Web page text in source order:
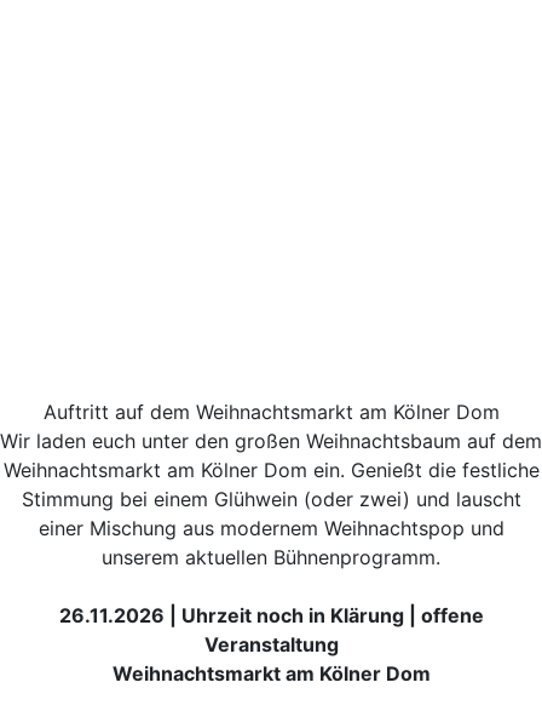
Auftritt auf dem Weihnachtsmarkt am Kölner Dom
Wir laden euch unter den großen Weihnachtsbaum auf dem
Weihnachtsmarkt am Kölner Dom ein. Genießt die festliche
Stimmung bei einem Glühwein (oder zwei) und lauscht
einer Mischung aus modernem Weihnachtspop und
unserem aktuellen Bühnenprogramm.
26.11.2026 | Uhrzeit noch in Klärung | offene
Veranstaltung
Weihnachtsmarkt am Kölner Dom